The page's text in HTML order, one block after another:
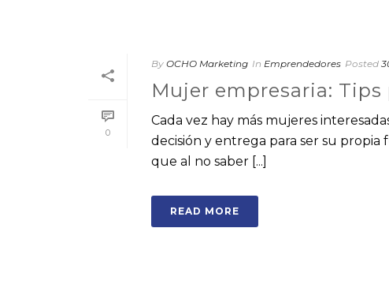
0
By OCHO Marketing In Emprendedores Posted
Mujer empresaria:
Cada vez hay más mujeres
decisión y entrega para ser su
que al no saber [...]
READ MORE